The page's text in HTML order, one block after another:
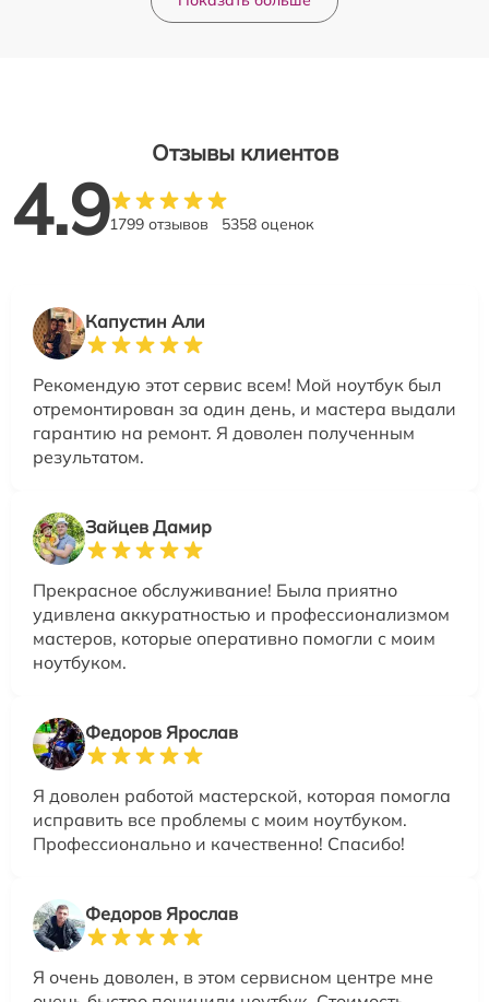
Отзывы клиентов
4.91799 отзывов 5358 оценок
Капустин Али
Рекомендую этот сервис всем! Мой ноутбук был
отремонтирован за один день, и мастера выдали
гарантию на ремонт. Я доволен полученным
результатом.
Зайцев Дамир
Прекрасное обслуживание! Была приятно
удивлена аккуратностью и профессионализмом
мастеров, которые оперативно помогли с моим
ноутбуком.
Федоров Ярослав
Я доволен работой мастерской, которая помогла
исправить все проблемы с моим ноутбуком.
Профессионально и качественно! Спасибо!
Федоров Ярослав
Я очень доволен, в этом сервисном центре мне